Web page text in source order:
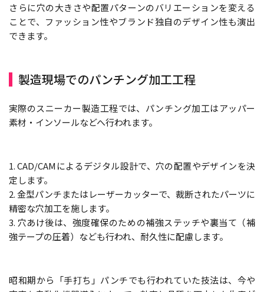
さらに穴の大きさや配置パターンのバリエーションを変える
ことで、ファッション性やブランド独自のデザイン性も演出
できます。
製造現場でのパンチング加工工程
実際のスニーカー製造工程では、パンチング加工はアッパー
素材・インソールなどへ行われます。
1. CAD/CAMによるデジタル設計で、穴の配置やデザインを決
定します。
2. 金型パンチまたはレーザーカッターで、裁断されたパーツに
精密な穴加工を施します。
3. 穴あけ後は、強度確保のための補強ステッチや裏当て（補
強テープの圧着）なども行われ、耐久性に配慮します。
昭和期から「手打ち」パンチでも行われていた技法は、今や